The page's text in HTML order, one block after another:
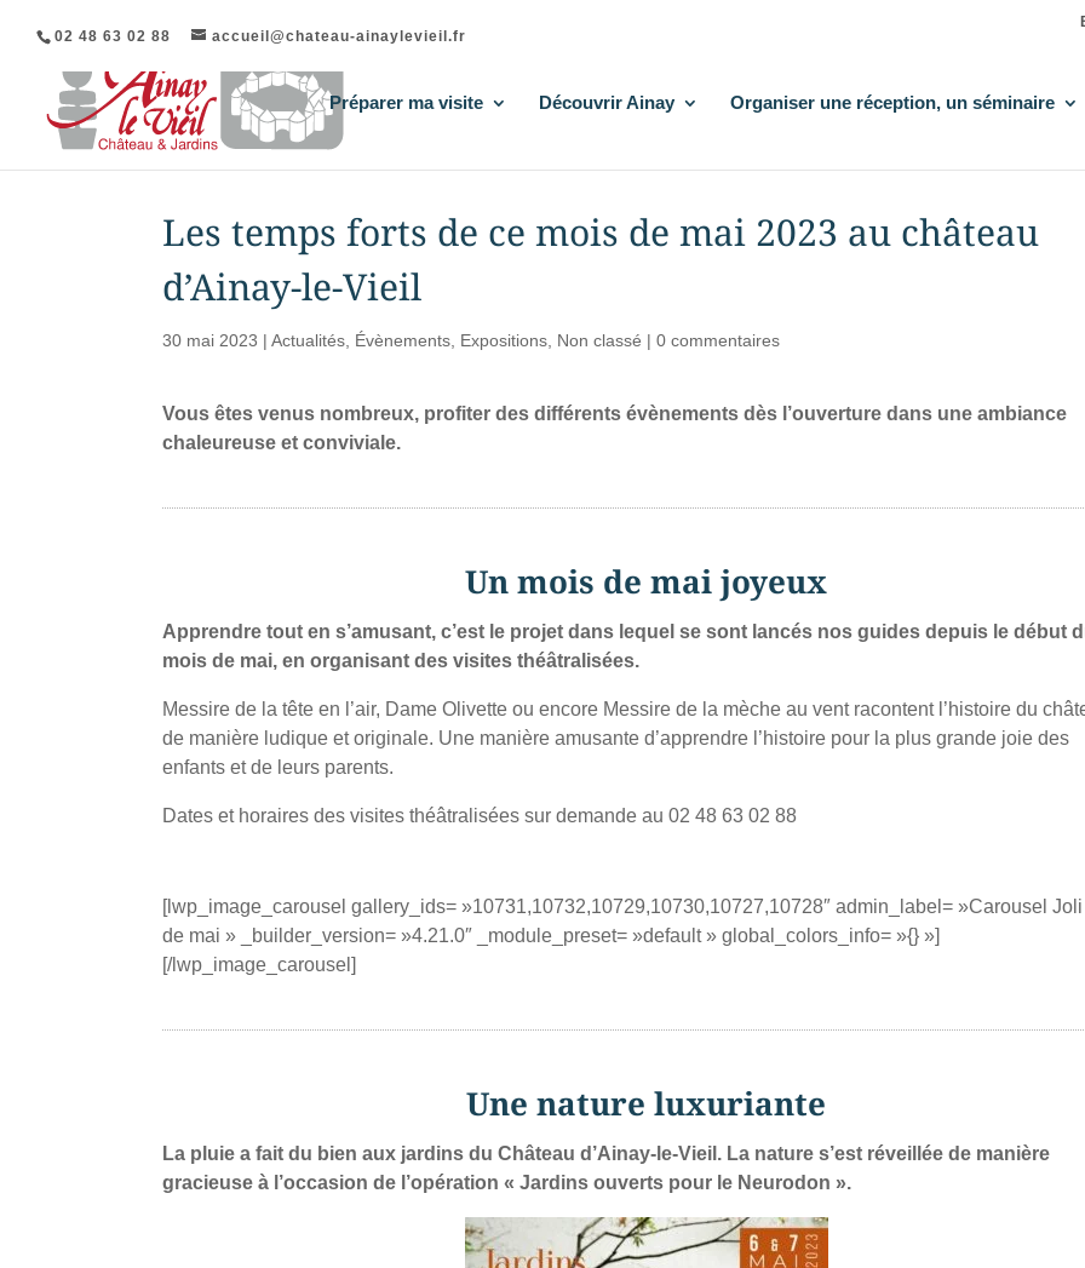
02 48 63 02 88 accueil@chateau-ainaylevieil.fr
Préparer ma visite Découvrir Ainay Organiser une réception, un séminaire
Les temps forts de ce mois de mai 2023 au château
d’Ainay-le-Vieil
30 mai 2023 |Actualités Évènements Expositions Non classé |0 commentaires
Vous êtes venus nombreux, profiter des différents évènements dès l’ouverture dans une ambiance
chaleureuse et conviviale.
Un mois de mai joyeux
Apprendre tout en s’amusant, c’est le projet dans lequel se sont lancés nos guides depuis le début
mois de mai, en organisant des visites théâtralisées.
Messire de la tête en l’air, Dame Olivette ou encore Messire de la mèche au vent racontent l’histoire du
de manière ludique et originale. Une manière amusante d’apprendre l’histoire pour la plus grande joie des
enfants et de leurs parents.
Dates et horaires des visites théâtralisées sur demande au 02 48 63 02 88
[lwp_image_carousel gallery_ids= »10731,10732,10729,10730,10727,10728″ admin_label= »Carousel
de mai » _builder_version= »4.21.0″ _module_preset= »default » global_colors_info= »{} »]
[/lwp_image_carousel]
Une nature luxuriante
La pluie a fait du bien aux jardins du Château d’Ainay-le-Vieil. La nature s’est réveillée de manière
gracieuse à l’occasion de l’opération « Jardins ouverts pour le Neurodon ».